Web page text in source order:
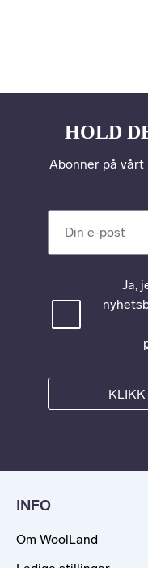
HOLD
Abonner på vårt
Ja,
INFO
Om WoolLand